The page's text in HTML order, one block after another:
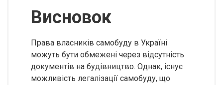
Висновок
Права власників самобуду в Україні
можуть бути обмежені через відсутність
документів на будівництво. Однак, існує
можливість легалізації самобуду, що